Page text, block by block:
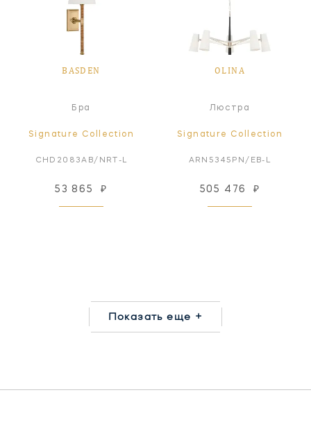
BASDEN
Бра
Signature Collection
CHD2083AB/NRT-L
53 865 ₽
OLINA
Люстра
Signature Collection
ARN5345PN/EB-L
505 476 ₽
Показать еще +